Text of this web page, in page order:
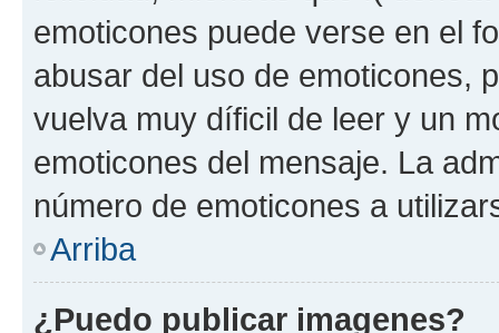
emoticones puede verse en el
abusar del uso de emoticones,
vuelva muy díficil de leer y un
emoticones del mensaje. La
número de emoticones a
Arriba
¿Puedo publicar imagenes?